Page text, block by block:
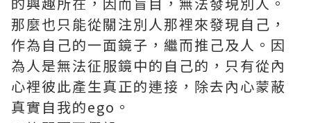
那麼也只能從關注別人那裡來發現自己，
作為自己的一面鏡子，繼而推己及人。因
為人是無法征服鏡中的自己的，只有從內
心裡彼此產生真正的連接，除去內心蒙蔽
真實自我的ego。